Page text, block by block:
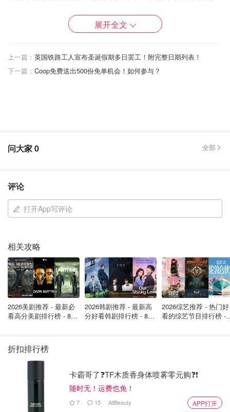
相比其他部门同事，电车司机的休息日更少。长期疲劳驾驶
已多次向管理层反映，但对方声称没有资金改善工作条件。
工会呼吁管理层回到谈判桌，提出切实解决方案，避免这场
破坏性行动。乘客们也要提前做好出行规划！
英国新闻
展开全文
上一篇： 英国铁路工人宣布圣诞假期多日罢工！附完整日期列表！
下一篇： Coop免费送出500份免单机会！如何参与？
问大家0 全部
评论
打开App写评论
相关攻略
2026美剧推荐 - 最新必
看高分美剧排行榜 - 8月
2026韩剧推荐 - 最新高
分好看韩剧排行榜 - 8月
2026综艺推荐 - 热门好
看的综艺节目排行榜 -
折扣排行榜
卡霸哥了❓TF木质香身体喷雾零元购❓❗
随时无！运费也免！
7 15 AllBeauty APP打开